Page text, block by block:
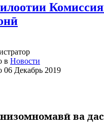
в Новости
06 Декабрь 2019
низомномавӣ ва